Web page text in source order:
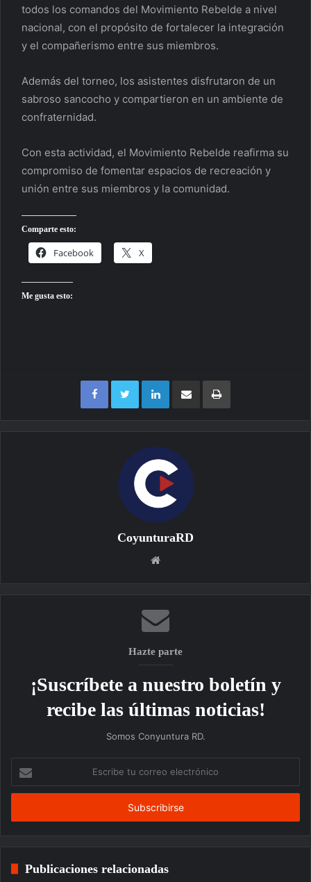
todos los comandos del Movimiento Rebelde a nivel
nacional, con el propósito de fortalecer la integración
y el compañerismo entre sus miembros.
Además del torneo, los asistentes disfrutaron de un
sabroso sancocho y compartieron en un ambiente de
confraternidad.
Con esta actividad, el Movimiento Rebelde reafirma su
compromiso de fomentar espacios de recreación y
unión entre sus miembros y la comunidad.
Comparte esto:
Facebook X
Me gusta esto:
FacebookTwitterLinkedInCompartir por correo electrónicoImprimir
CoyunturaRD
Sitio
Hazte parte
¡Suscríbete a nuestro boletín y
recibe las últimas noticias!
Somos Conyuntura RD.
correo
Publicaciones relacionadas